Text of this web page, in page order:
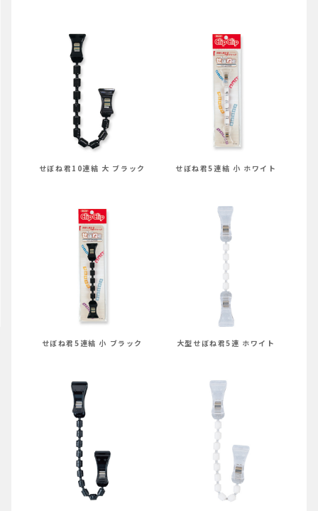
せぼね君10連結 大 ブラック せぼね君5連結 小 ホワイト
せぼね君5連結 小 ブラック 大型せぼね君5連 ホワイト